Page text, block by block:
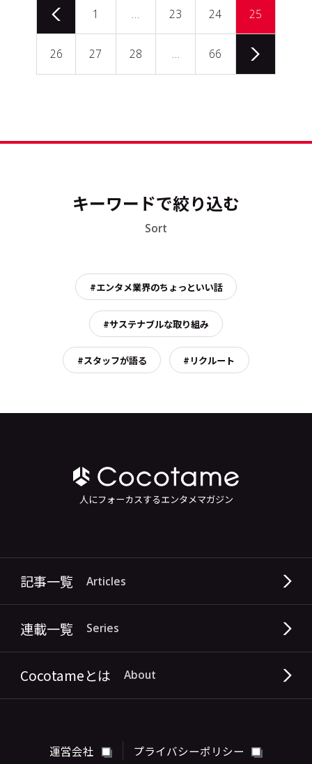
1 … 23 24 25
26 27 28 … 66
キーワードで絞り込む
Sort
#エンタメ業界のちょっといい話
#サステナブルな取り組み
#スタッフが語る #リクルート
人にフォーカスするエンタメマガジン
記事一覧 Articles
連載一覧 Series
Cocotameとは About
運営会社 プライバシーポリシー